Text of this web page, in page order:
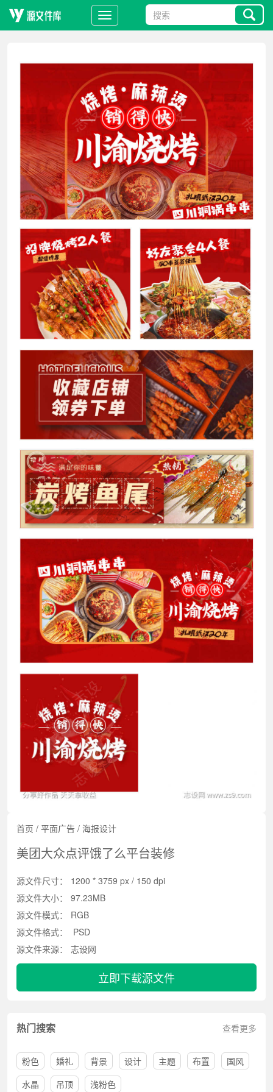
首页 / 平面广告 / 海报设计
美团大众点评饿了么平台装修
源文件尺寸：
1200 * 3759 px / 150 dpi
源文件大小：
97.23MB
源文件模式：
RGB
源文件格式：
PSD
源文件来源：
志设网
立即下载源文件
热门搜索 查看更多
粉色 婚礼 背景 设计 主题 布置
国风
水晶
吊顶 浅粉色